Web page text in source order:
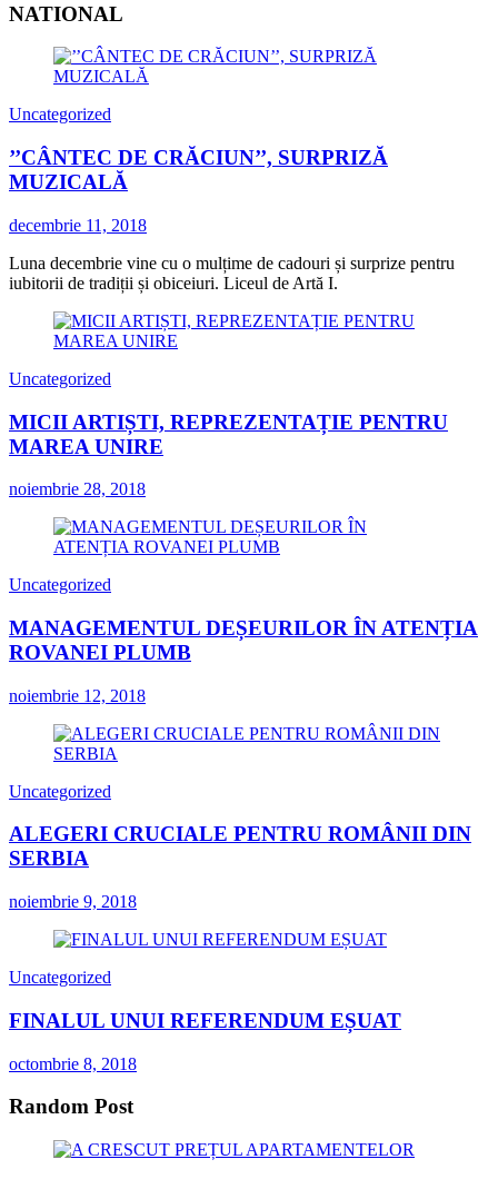
NATIONAL
Uncategorized
’’CÂNTEC DE CRĂCIUN’’, SURPRIZĂ
MUZICALĂ
decembrie 11, 2018
Luna decembrie vine cu o mulțime de cadouri și surprize pentru
iubitorii de tradiții și obiceiuri. Liceul de Artă I.
Uncategorized
MICII ARTIȘTI, REPREZENTAȚIE PENTRU
MAREA UNIRE
noiembrie 28, 2018
Uncategorized
MANAGEMENTUL DEȘEURILOR ÎN ATENȚIA
ROVANEI PLUMB
noiembrie 12, 2018
Uncategorized
ALEGERI CRUCIALE PENTRU ROMÂNII DIN
SERBIA
noiembrie 9, 2018
Uncategorized
FINALUL UNUI REFERENDUM EȘUAT
octombrie 8, 2018
Random Post